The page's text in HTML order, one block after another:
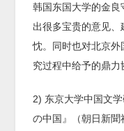
韩国东国大学的金
出很多宝贵的意见
忱。同时也对北京
究过程中给予的鼎力
2) 东京大学中国文
の中国』（朝日新